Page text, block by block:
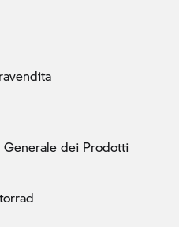
Generale dei Prodotti